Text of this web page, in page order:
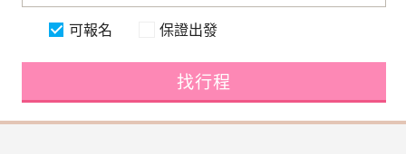
可報名 保證出發
找行程